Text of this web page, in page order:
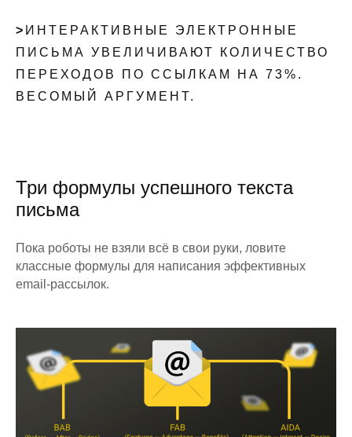
> ИНТЕРАКТИВНЫЕ ЭЛЕКТРОННЫЕ
ПИСЬМА УВЕЛИЧИВАЮТ КОЛИЧЕСТВО
ПЕРЕХОДОВ ПО ССЫЛКАМ НА 73%.
ВЕСОМЫЙ АРГУМЕНТ.
Три формулы успешного текста
письма
Пока роботы не взяли всё в свои руки, ловите
классные формулы для написания эффективных
email-рассылок.